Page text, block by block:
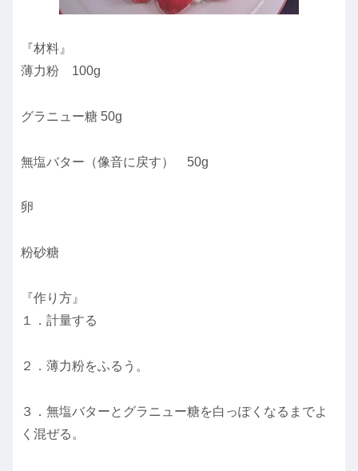
『材料』
薄力粉 100g
グラニュー糖 50g
無塩バター（像音に戻す） 50g
卵
粉砂糖
『作り方』
１．計量する
２．薄力粉をふるう。
３．無塩バターとグラニュー糖を白っぽくなるまでよ
く混ぜる。